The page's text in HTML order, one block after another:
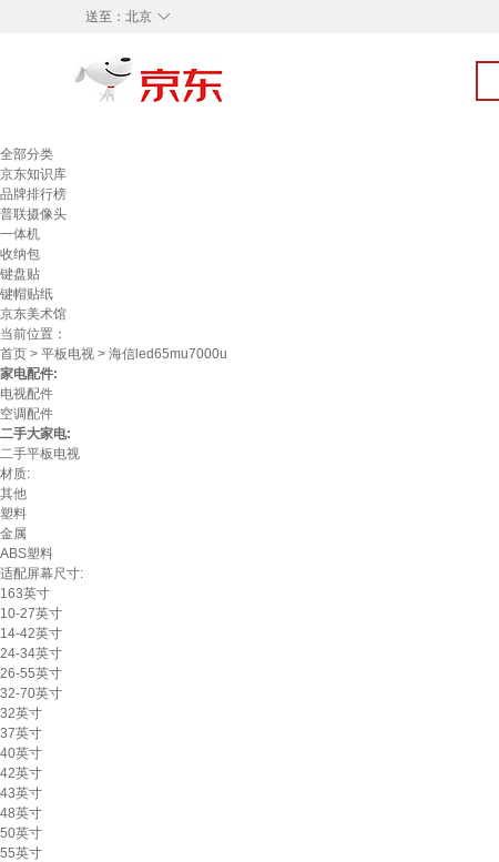
◇
送至： 北京
全部分类
京东知识库
品牌排行榜
普联摄像头
一体机
收纳包
键盘贴
键帽贴纸
京东美术馆
当前位置：
首页 > 平板电视 > 海信led65mu7000u
家电配件:
电视配件
空调配件
二手大家电:
二手平板电视
材质:
其他
塑料
金属
ABS塑料
适配屏幕尺寸:
163英寸
10-27英寸
14-42英寸
24-34英寸
26-55英寸
32-70英寸
32英寸
37英寸
40英寸
42英寸
43英寸
48英寸
50英寸
55英寸